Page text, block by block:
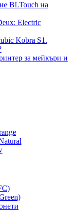
BLTouch на
Electric
Kobra S1.
за мейкъри и